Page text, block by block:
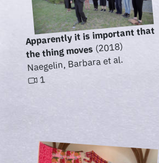
Apparently it is important that
the thing moves(2018)
Naegelin, Barbara et al.
1